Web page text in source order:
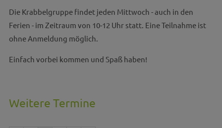
Die Krabbelgruppe findet jeden Mittwoch - auch in den
Ferien - im Zeitraum von 10-12 Uhr statt. Eine Teilnahme ist
ohne Anmeldung möglich.
Einfach vorbei kommen und Spaß haben!
Weitere Termine